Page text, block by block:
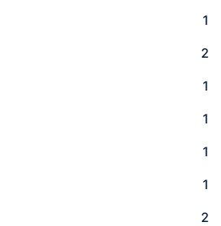
1
2
1
1
1
1
2